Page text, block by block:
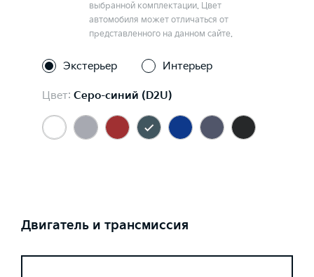
выбранной комплектации. Цвет
автомобиля может отличаться от
представленного на данном сайте.
Экстерьер Интерьер
Цвет: Серо-синий (D2U)
Двигатель и трансмиссия